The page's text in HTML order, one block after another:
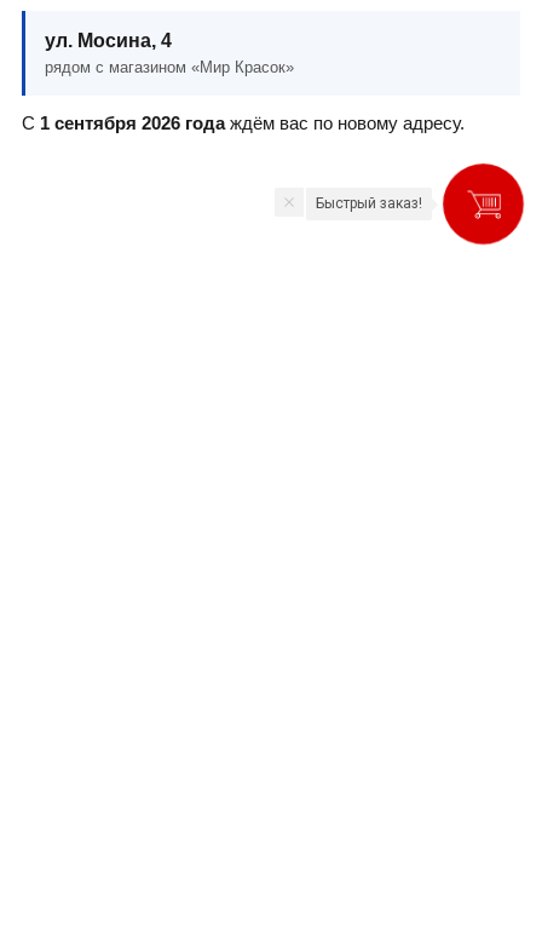
Быстрый заказ!
ул. Мосина, 4
рядом с магазином «Мир Красок»
С 1 сентября 2026 годаждём вас по новому адресу.